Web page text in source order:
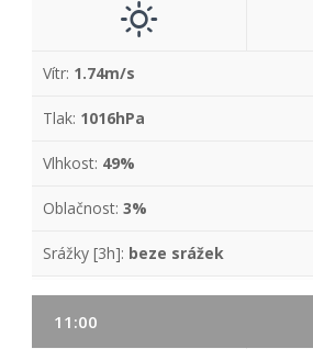
Vítr: 1.74m/s
Tlak: 1016hPa
Vlhkost: 49%
Oblačnost: 3%
Srážky [3h]: beze srážek
11:00